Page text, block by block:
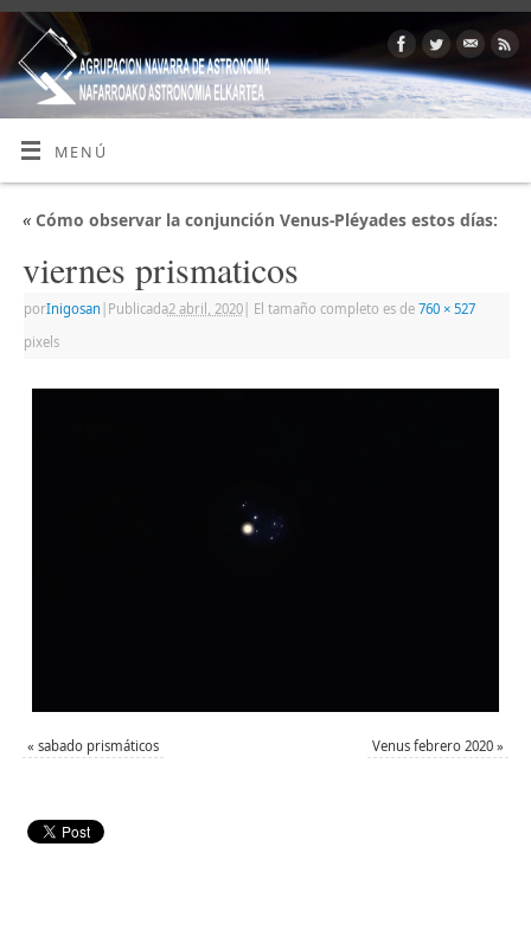
MENÚ
«Cómo observar la conjunción Venus-Pléyades estos días:
viernes prismaticos
porInigosan Publicada2 abril, 2020| El tamaño completo es de 760 × 527
pixels
« sabado prismáticos Venus febrero 2020 »